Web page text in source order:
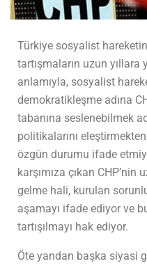
Türkiye sosyalist
tartışmaların uzun yıllara
anlamıyla, sosyalist
demokratikleşme adına
tabanına seslenebilmek
politikalarını
özgün durumu ifade
karşımıza çıkan CHP’nin
gelme hali, kurulan
aşamayı ifade ediyor ve
tartışılmayı hak ediyor.
Öte yandan başka siyasi